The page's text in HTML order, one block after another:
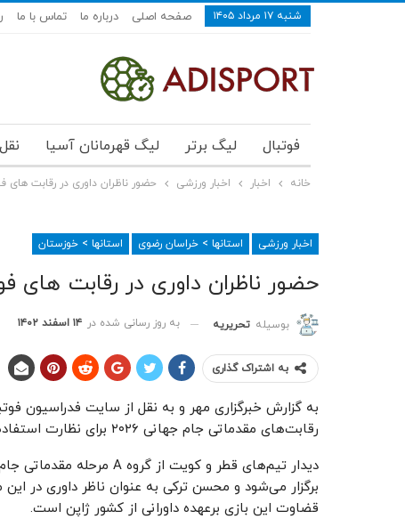
شنبه ۱۷ مرداد ۱۴۰۵ صفحه اصلی درباره ما تماس با ما
فوتبال لیگ برتر لیگ قهرمانان آسیا
خانه اخبار اخبار ورزشی حضور ناظران داوری در رقابت های
اخبار ورزشی استانها > خراسان رضوی استانها > خوزستان
حضور ناظران داوری در رقابت های
بوسیله تحریریه به روز رسانی شده در ۱۴ اسفند ۱۴۰۲
به اشتراک گذاری
به گزارش خبرگزاری مهر و به نقل از سایت فدراسیون
رقابت‌های مقدماتی جام جهانی ۲۰۲۶ برای نظارت استفاده خواهد کرد:
برگزار می‌شود و محسن ترکی به عنوان ناظر داوری در
قضاوت این بازی برعهده داورانی از کشور ژاپن است.